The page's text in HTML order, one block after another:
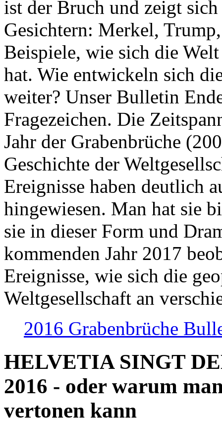
ist der Bruch und zeigt
Gesichtern: Merkel,
Beispiele, wie sich die
hat. Wie entwickeln sich
weiter? Unser Bulletin
Fragezeichen. Die
Jahr der Grabenbrüche
Geschichte der
Ereignisse haben deutlich
hingewiesen. Man hat sie
sie in dieser Form und
kommenden Jahr 2017
Ereignisse, wie sich die
Weltgesellschaft an
2016 Grabenbrüche
HELVETIA SINGT
2016 - oder warum
vertonen kann